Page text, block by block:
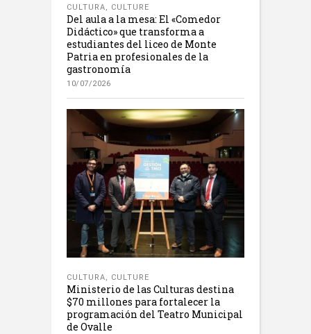
CULTURA, CULTURE
Del aula a la mesa: El «Comedor
Didáctico» que transforma a
estudiantes del liceo de Monte
Patria en profesionales de la
gastronomía
10/07/2026
CULTURA, CULTURE
Ministerio de las Culturas destina
$70 millones para fortalecer la
programación del Teatro Municipal
de Ovalle